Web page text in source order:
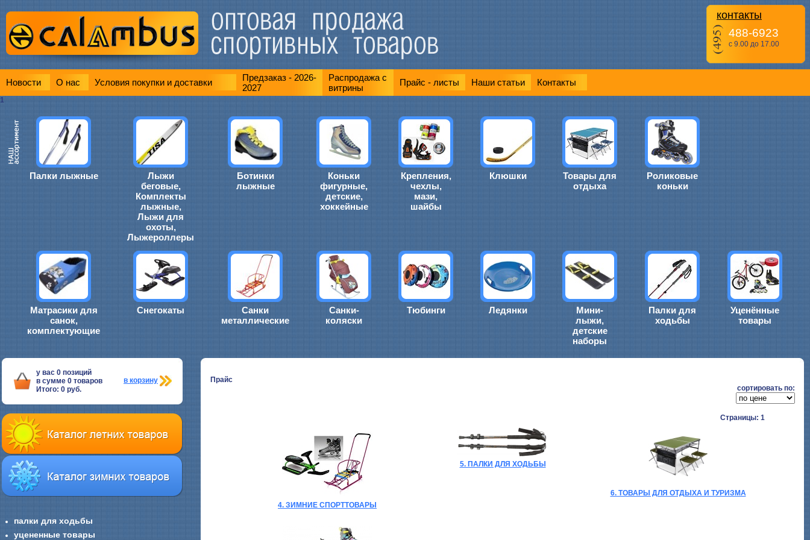
контакты
488-6923
с 9.00 до 17.00
Новости О нас Условия покупки и доставки
Предзаказ - 2026-
2027
Распродажа с
витрины
Прайс - листы Наши статьи Контакты
1
Палки лыжные
Лыжи
беговые,
Комплекты
лыжные,
Лыжи для
охоты,
Лыжероллеры
Ботинки
лыжные
Коньки
фигурные,
детские,
хоккейные
Крепления,
чехлы,
мази,
шайбы
Клюшки
Товары для
отдыха
Роликовые
коньки
Матрасики для
санок,
комплектующие
Снегокаты
Санки
металлические
Санки-
коляски
Тюбинги Ледянки
Мини-
лыжи,
детские
наборы
Палки для
ходьбы
Уценённые
товары
у вас 0 позиций
в сумме 0 товаров
Итого: 0 руб.
в корзину
палки для ходьбы
уцененные товары
Прайс
cортировать по:
Страницы: 1
4. ЗИМНИЕ СПОРТТОВАРЫ
5. ПАЛКИ ДЛЯ ХОДЬБЫ
6. ТОВАРЫ ДЛЯ ОТДЫХА И ТУРИЗМА